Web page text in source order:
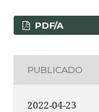
PDF/A
PUBLICADO
2022-04-23